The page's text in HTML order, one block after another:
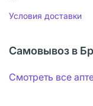
Условия доставки
Самовывоз в
Смотреть все